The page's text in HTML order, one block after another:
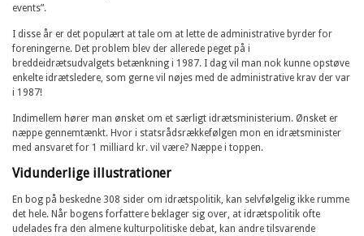
events”.
I disse år er det populært at tale om at lette de administrative byrder for
foreningerne. Det problem blev der allerede peget på i
breddeidrætsudvalgets betænkning i 1987. I dag vil man nok kunne opstøve
enkelte idrætsledere, som gerne vil nøjes med de administrative krav der var
i 1987!
Indimellem hører man ønsket om et særligt idrætsministerium. Ønsket er
næppe gennemtænkt. Hvor i statsrådsrækkefølgen mon en idrætsminister
med ansvaret for 1 milliard kr. vil være? Næppe i toppen.
Vidunderlige illustrationer
En bog på beskedne 308 sider om idrætspolitik, kan selvfølgelig ikke rumme
det hele. Når bogens forfattere beklager sig over, at idrætspolitik ofte
udelades fra den almene kulturpolitiske debat, kan andre tilsvarende